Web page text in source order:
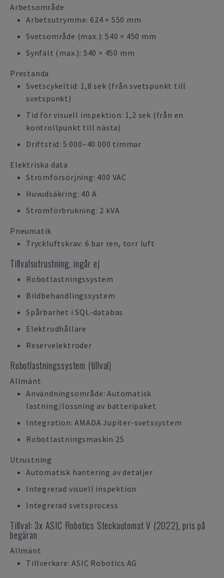
Arbetsområde
Arbetsutrymme: 624 × 550 mm
Svetsområde (max.): 540 × 450 mm
Synfält (max.): 540 × 450 mm
Prestanda
Svetscykeltid: 1,8 sek (från svetspunkt till
svetspunkt)
Tid för visuell inspektion: 1,2 sek (från en
kontrollpunkt till nästa)
Driftstid: 5 000–40 000 timmar
Elektriska data
Strömförsörjning: 400 VAC
Huvudsäkring: 40 A
Strömförbrukning: 2 kVA
Pneumatik
Tryckluftskrav: 6 bar ren, torr luft
Tillvalsutrustning, ingår ej
Robotlastningssystem
Bildbehandlingssystem
Spårbarhet i SQL-databas
Elektrodhållare
Reservelektroder
Robotlastningssystem (tillval)
Allmänt
Användningsområde: Automatisk
lastning/lossning av batteripaket
Integration: AMADA Jupiter-svetssystem
Robotlastningsmaskin 25
Utrustning
Automatisk hantering av detaljer
Integrerad visuell inspektion
Integrerad svetsprocess
Tillval: 3x ASIC Robotics Steckautomat V (2022), pris på
begäran
Allmänt
Tillverkare: ASIC Robotics AG